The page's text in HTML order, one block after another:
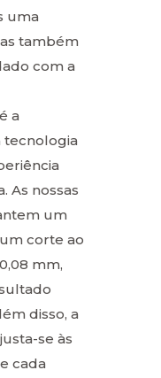
uma
também
com a
a
tecnologia
As nossas
um
corte ao
mm,
disso, a
se às
cada